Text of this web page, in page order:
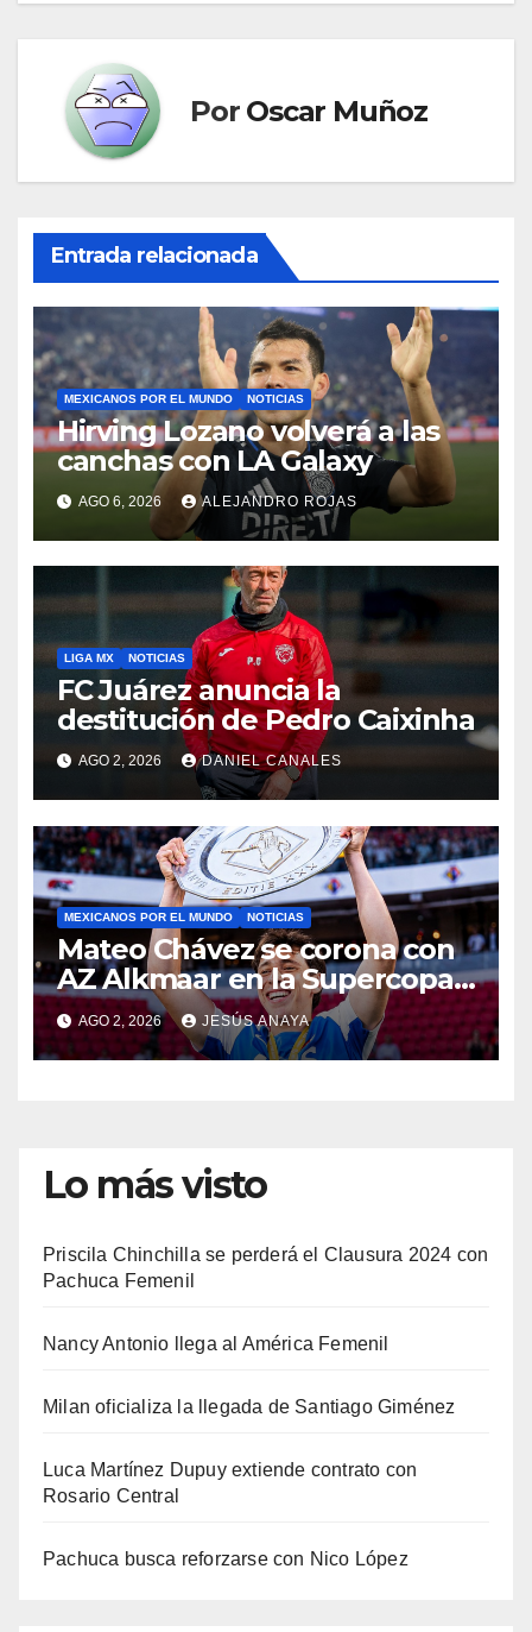
Por Oscar Muñoz
Entrada relacionada
MEXICANOS POR EL MUNDO NOTICIAS
Hirving Lozano volverá a las
canchas con LA Galaxy
AGO 6, 2026 ALEJANDRO ROJAS
LIGA MX NOTICIAS
FC Juárez anuncia la
destitución de Pedro Caixinha
AGO 2, 2026 DANIEL CANALES
MEXICANOS POR EL MUNDO NOTICIAS
Mateo Chávez se corona con
AZ Alkmaar en la Supercopa
de Países Bajos
AGO 2, 2026 JESÚS ANAYA
Lo más visto
Priscila Chinchilla se perderá el Clausura 2024 con
Pachuca Femenil
Nancy Antonio llega al América Femenil
Milan oficializa la llegada de Santiago Giménez
Luca Martínez Dupuy extiende contrato con
Rosario Central
Pachuca busca reforzarse con Nico López